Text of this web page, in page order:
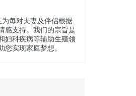
每对夫妻及伴侣根据
感支持。我们的宗旨是
妇科疾病等辅助生殖领
您实现家庭梦想。